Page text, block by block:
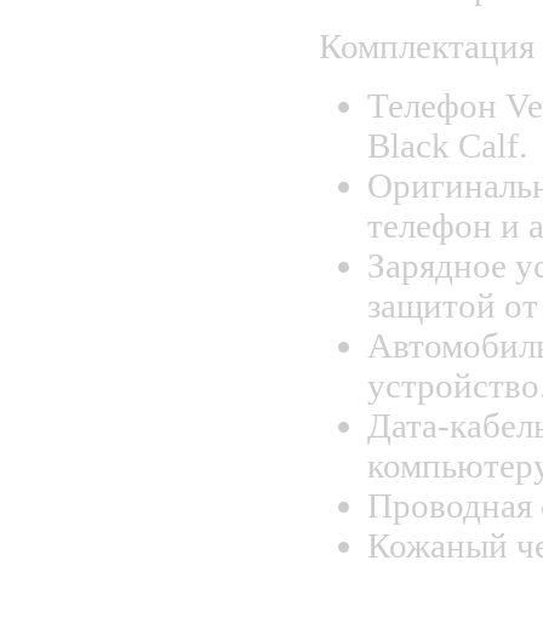
Комплектация
Телефон
Black Calf.
телефон и
Зарядное
защитой
Дата-
Проводная
Кожаный